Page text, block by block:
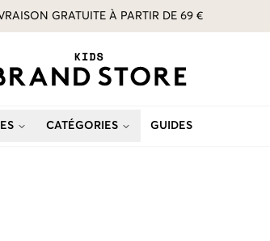
GRATUITE À PARTIR DE 69 €
CATÉGORIES GUIDES